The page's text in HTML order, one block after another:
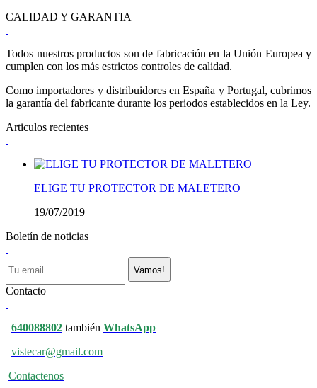
CALIDAD Y GARANTIA
Todos nuestros productos son de fabricación en la Unión Europea y
cumplen con los más estrictos controles de calidad.
Como importadores y distribuidores en España y Portugal, cubrimos
la garantía del fabricante durante los periodos establecidos en la Ley.
Articulos recientes
ELIGE TU PROTECTOR DE MALETERO
19/07/2019
Boletín de noticias
Vamos!
Contacto
640088802 también WhatsApp
vistecar@gmail.com
Contactenos